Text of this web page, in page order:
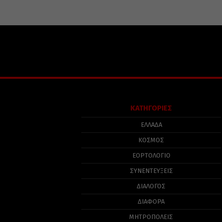
ΚΑΤΗΓΟΡΙΕΣ
ΕΛΛΑΔΑ
ΚΟΣΜΟΣ
ΕΟΡΤΟΛΟΓΙΟ
ΣΥΝΕΝΤΕΥΞΕΙΣ
ΔΙΑΛΟΓΟΣ
ΔΙΑΦΟΡΑ
ΜΗΤΡΟΠΟΛΕΙΣ